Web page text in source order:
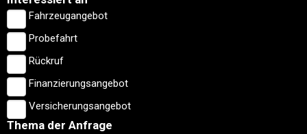
Fahrzeugangebot
Probefahrt
Rückruf
Finanzierungsangebot
Versicherungsangebot
Thema der Anfrage